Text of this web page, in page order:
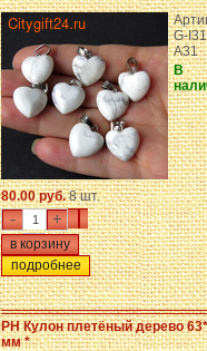
G-
A31
В
80.00 руб.8 шт.
- +
подробнее
PH Кулон плетёный дерево
мм *